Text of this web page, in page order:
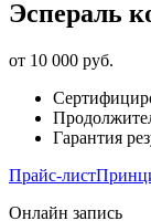
Эспераль
от 10 000 руб.
Гарантия
Прайс-лист
Онлайн запись